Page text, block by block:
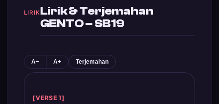
LIRIKLirik & Terjemahan
GENTO – SB19
A− A+ Terjemahan
[VERSE 1]